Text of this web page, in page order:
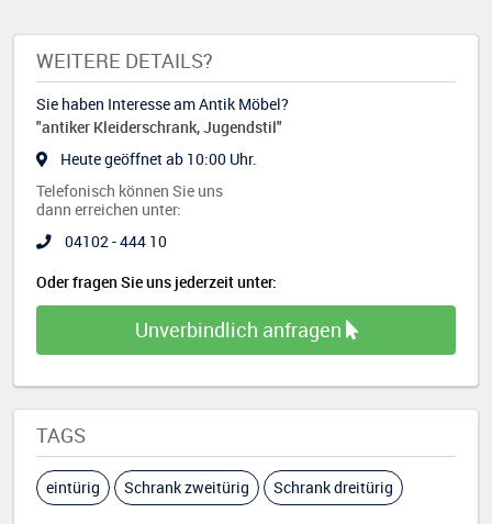
WEITERE DETAILS?
Sie haben Interesse am Antik Möbel?
"antiker Kleiderschrank, Jugendstil"
Heute geöffnet ab 10:00 Uhr.
Telefonisch können Sie uns
dann erreichen unter:
04102 - 444 10
Oder fragen Sie uns jederzeit unter:
Unverbindlich anfragen
TAGS
eintürig Schrank zweitürig Schrank dreitürig